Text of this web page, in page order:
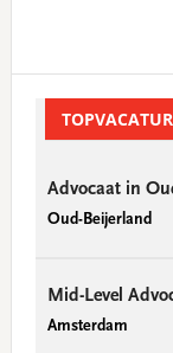
Sidebar
Advocaat in
Oud-Beijerland
Mid-Level
Amsterdam